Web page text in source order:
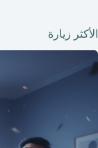
الأكثر زيارة